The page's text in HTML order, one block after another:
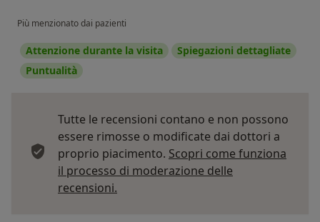
Più menzionato dai pazienti
Attenzione durante la visita
Spiegazioni dettagliate
Puntualità
Tutte le recensioni contano e non possono
essere rimosse o modificate dai dottori a
proprio piacimento. Scopri come funziona
il processo di moderazione delle
recensioni.